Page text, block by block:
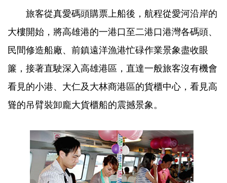
旅客從真愛碼頭購票上船後，航程從愛河沿岸的
大樓開始，將高雄港的一港口至二港口港灣各碼頭、
民間修造船廠、前鎮遠洋漁港忙碌作業景象盡收眼
簾，接著直駛深入高雄港區，直達一般旅客沒有機會
看見的小港、大仁及大林商港區的貨櫃中心，看見高
聳的吊臂裝卸龐大貨櫃船的震撼景象。